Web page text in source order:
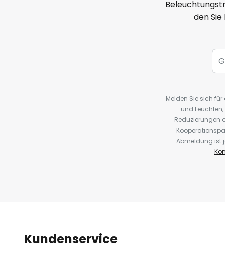
den
Melden Sie sich
und
Reduzierungen
Abmeldung ist
Kundenservice